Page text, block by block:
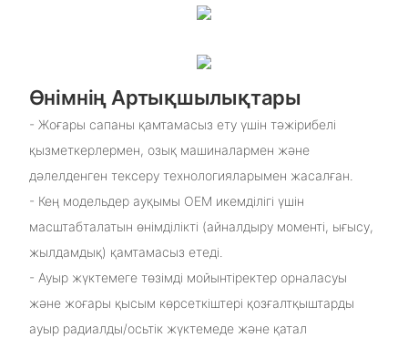
Өнімнің Артықшылықтары
- Жоғары сапаны қамтамасыз ету үшін тәжірибелі
қызметкерлермен, озық машиналармен және
дәлелденген тексеру технологияларымен жасалған.
- Кең модельдер ауқымы OEM икемділігі үшін
масштабталатын өнімділікті (айналдыру моменті, ығысу,
жылдамдық) қамтамасыз етеді.
- Ауыр жүктемеге төзімді мойынтіректер орналасуы
және жоғары қысым көрсеткіштері қозғалтқыштарды
ауыр радиалды/осьтік жүктемеде және қатал